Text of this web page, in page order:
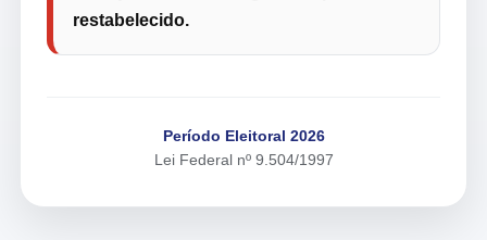
restabelecido.
Período Eleitoral 2026
Lei Federal nº 9.504/1997